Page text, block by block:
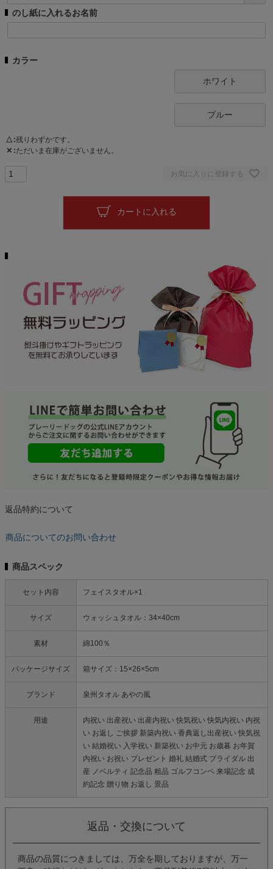
必
須
のし紙に入れるお名前
カラー
ホワイト
ブルー
△ 残りわずかです。
✕ ただいま在庫がございません。
お気に入りに登録する
カートに入れる
返品特約について
商品についてのお問い合わせ
商品スペック
セット内容 フェイスタオル×1
サイズ ウォッシュタオル：34×40cm
素材 綿100％
パッケージサイズ 箱サイズ：15×26×5cm
ブランド 泉州タオル あやの風
用途
内祝い 出産祝い 出産内祝い 快気祝い 快気内祝い 内祝
い お返し ご挨拶 新築内祝い 香典返し出産祝い 快気祝
い 結婚祝い 入学祝い 新築祝い お中元 お歳暮 お年賀
内祝い お祝い プレゼント 婚礼 結婚式 ブライダル 出
産 ノベルティ 記念品 粗品 ゴルフコンペ 来場記念 成
約記念 贈り物 お返し 景品
返品・交換について
商品の品質につきましては、万全を期しておりますが、万一